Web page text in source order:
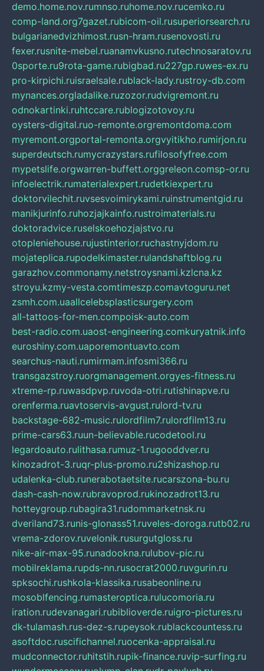
demo.home.nov.rumnso.ruhome.nov.rucemko.ru
comp-land.org7gazet.rubicom-oil.rusuperiorsearch.ru
bulgarianedvizhimost.rusn-hram.rusenovosti.ru
fexer.rusnite-mebel.ruanamvkusno.rutechnosaratov.ru
0sporte.ru9rota-game.rubigbad.ru227gp.ruwes-ex.ru
pro-kirpichi.ruisraelsale.rublack-lady.rustroy-db.com
mynances.orgladalike.ruzozor.rudvigremont.ru
odnokartinki.ruhtccare.rublogizotovoy.ru
oysters-digital.ruo-remonte.orgremontdoma.com
myremont.orgportal-remonta.orgvyitikho.rumirjon.ru
superdeutsch.rumycrazystars.rufilosofyfree.com
mypetslife.orgwarren-buffett.orggreleon.comsp-or.ru
infoelectrik.rumaterialexpert.rudetkiexpert.ru
doktorvilechit.ruvsesvoimirykami.ruinstrumentgid.ru
manikjurinfo.ruhozjajkainfo.rustroimaterials.ru
doktoradvice.ruselskoehozjajstvo.ru
otopleniehouse.rujustinterior.ruchastnyjdom.ru
mojateplica.rupodelkimaster.rulandshaftblog.ru
garazhov.commonamy.netstroysnami.kzlcna.kz
stroyu.kzmy-vesta.comtimeszp.comavtoguru.net
zsmh.com.uaallcelebsplasticsurgery.com
all-tattoos-for-men.compoisk-auto.com
best-radio.com.uaost-engineering.comkuryatnik.info
euroshiny.com.uaporemontuavto.com
searchus-nauti.rumirmam.infosmi366.ru
transgazstroy.ruorgmanagement.orgyes-fitness.ru
xtreme-rp.ruwasdpvp.ruvoda-otri.rutishinapve.ru
orenferma.ruavtoservis-avgust.rulord-tv.ru
backstage-682-music.rulordfilm7.rulordfilm13.ru
prime-cars63.ruun-believable.rucodetool.ru
legardoauto.rulithasa.rumuz-1.rugooddver.ru
kinozadrot-3.ruqr-plus-promo.ru2shizashop.ru
udalenka-club.runerabotaetsite.rucarszona-bu.ru
dash-cash-now.rubravoprod.rukinozadrot13.ru
hotteygroup.rubagira31.rudommarketnsk.ru
dveriland73.runis-glonass51.ruveles-doroga.rutb02.ru
vrema-zdorov.ruvelonik.rusurgutgloss.ru
nike-air-max-95.runadookna.rulubov-pic.ru
mobilreklama.rupds-nn.rusocrat2000.ruvgurin.ru
spksochi.rushkola-klassika.rusabeonline.ru
mosoblfencing.rumasteroptica.rulucomoria.ru
iration.rudevanagari.rubiblioverde.ruigro-pictures.ru
dk-tulamash.rus-dez-s.rupeysok.rublackcountess.ru
asoftdoc.ruscifichannel.ruocenka-appraisal.ru
mudconnector.ruhitstih.rupik-finance.ruvip-surfing.ru